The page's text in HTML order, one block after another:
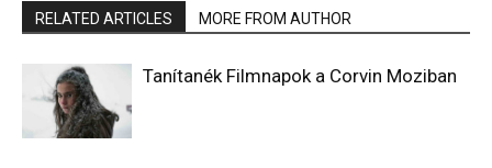
RELATED ARTICLES MORE FROM AUTHOR
Tanítanék Filmnapok a Corvin Moziban